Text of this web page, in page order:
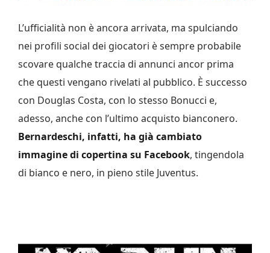
L’ufficialità non è ancora arrivata, ma spulciando
nei profili social dei giocatori è sempre probabile
scovare qualche traccia di annunci ancor prima
che questi vengano rivelati al pubblico. È successo
con Douglas Costa, con lo stesso Bonucci e,
adesso, anche con l’ultimo acquisto bianconero.
Bernardeschi, infatti, ha già cambiato
immagine di copertina su Facebook, tingendola
di bianco e nero, in pieno stile Juventus.